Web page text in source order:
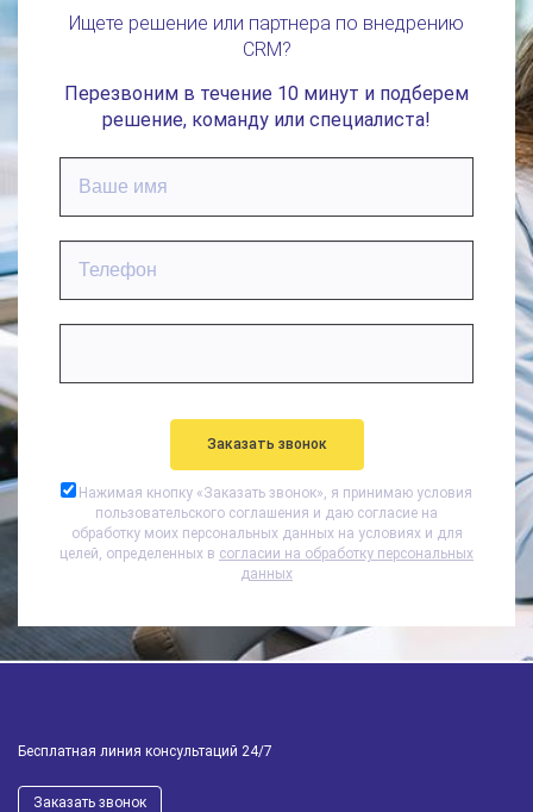
Ищете решение или партнера по внедрению
CRM?
Перезвоним в течение 10 минут и подберем
решение, команду или специалиста!
Нажимая кнопку «Заказать звонок», я принимаю условия
пользовательского соглашения и даю согласие на
обработку моих персональных данных на условиях и для
целей, определенных в согласии на обработку персональных
данных
Бесплатная линия консультаций 24/7
Заказать звонок